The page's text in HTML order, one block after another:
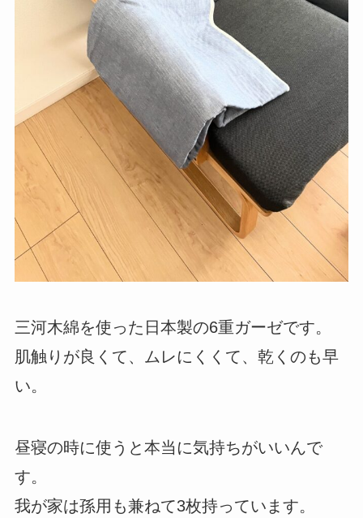
三河木綿を使った日本製の6重ガーゼです。
肌触りが良くて、ムレにくくて、乾くのも早
い。
昼寝の時に使うと本当に気持ちがいいんで
す。
我が家は孫用も兼ねて3枚持っています。